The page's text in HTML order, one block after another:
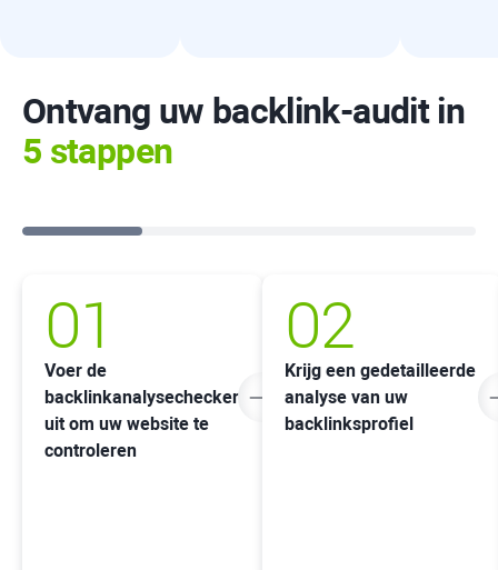
Ontvang uw backlink-audit in
5 stappen
01
Voer de
backlinkanalysechecker
uit om uw website te
controleren
02
Krijg een gedetailleerde
analyse van uw
backlinksprofiel